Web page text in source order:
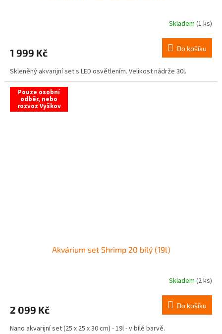
Skladem (1 ks)
1 999 Kč Do košíku
Skleněný akvarijní set s LED osvětlením. Velikost nádrže 30l.
Pouze osobní
odběr, nebo
rozvoz Vyškov
Akvárium set Shrimp 20 bílý (19l)
Skladem (2 ks)
2 099 Kč Do košíku
Nano akvarijní set (25 x 25 x 30 cm) - 19l - v bílé barvě.